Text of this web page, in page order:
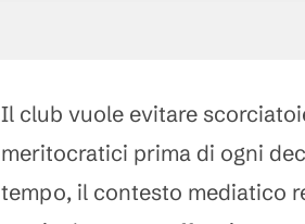
Il club vuole evitare
meritocratici prima di ogni
tempo, il contesto mediatico